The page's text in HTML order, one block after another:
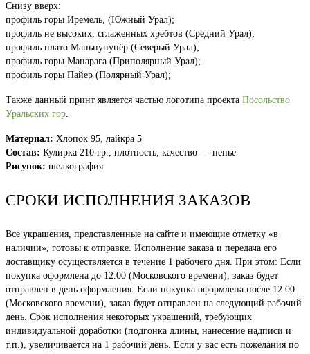
Снизу вверх:
профиль горы Иремель, (Южный Урал);
профиль не высоких, сглаженных хребтов (Средний Урал);
профиль плато Маньпупунёр (Северый Урал);
профиль горы Манарага (Приполярный Урал);
профиль горы Пайер (Полярный Урал);
Также данный принт является частью логотипа проекта Посольство
Уральских гор.
Материал: Хлопок 95, лайкра 5
Состав: Кулирка 210 гр., плотность, качество — пенье
Рисунок: шелкография
СРОКИ ИСПОЛНЕНИЯ ЗАКАЗОВ
Все украшения, представленные на сайте и имеющие отметку «в
наличии», готовы к отправке. Исполнение заказа и передача его
доставщику осуществляется в течение 1 рабочего дня. При этом: Если
покупка оформлена до 12.00 (Московского времени), заказ будет
отправлен в день оформления. Если покупка оформлена после 12.00
(Московского времени), заказ будет отправлен на следующий рабочий
день. Срок исполнения некоторых украшений, требующих
индивидуальной доработки (подгонка длины, нанесение надписи и
т.п.), увеличивается на 1 рабочий день. Если у вас есть пожелания по